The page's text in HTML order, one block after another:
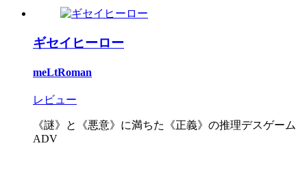
ギセイヒーロー
meLtRoman
レビュー
《謎》と《悪意》に満ちた《正義》の推理デスゲーム
ADV